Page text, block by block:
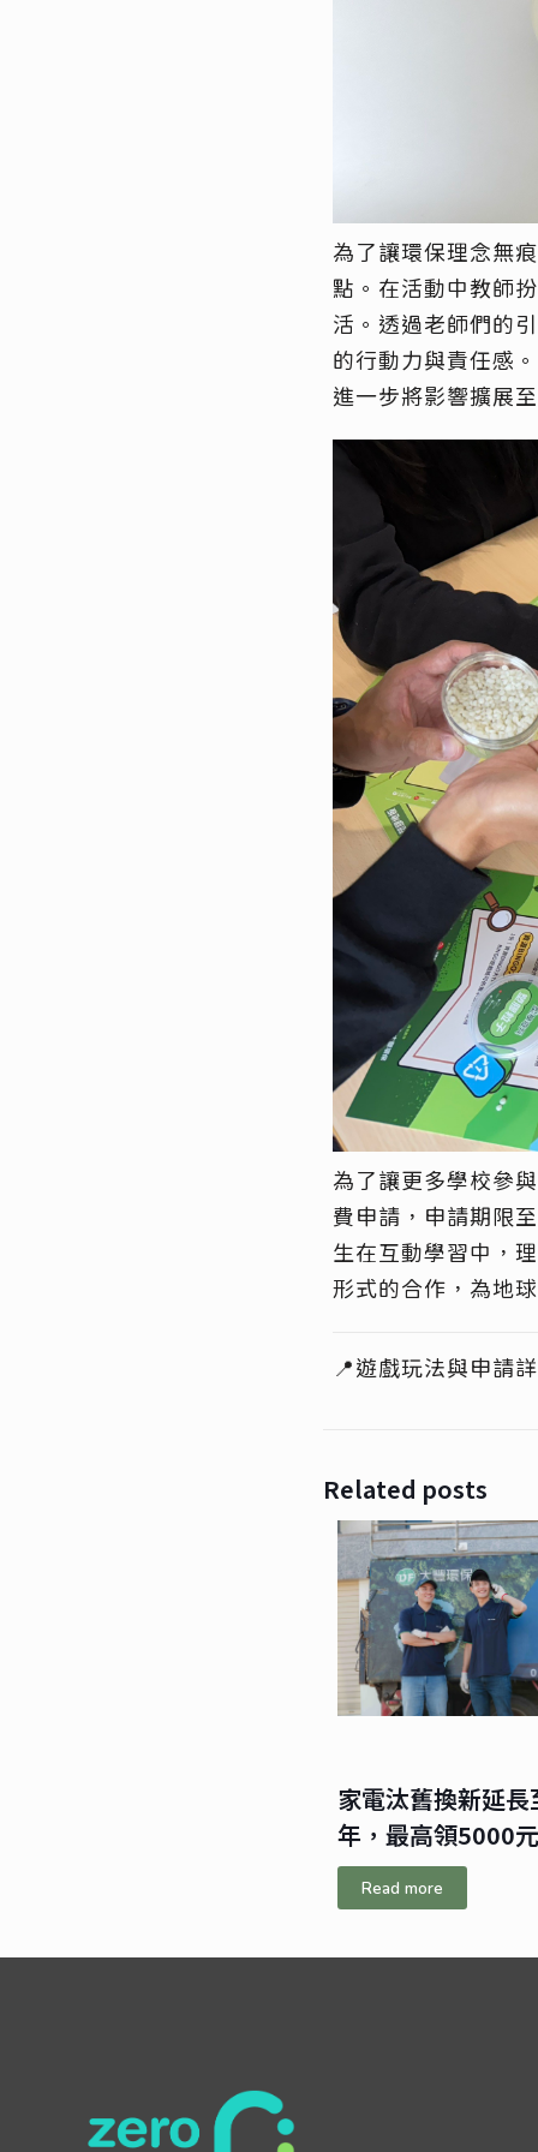
為了讓環保理念無
點。在活動中教師
活。透過老師們的
的行動力與責任感。
進一步將影響擴展
為了讓更多學校參與
費申請，申請期限至
生在互動學習中 ，
形式的合作，為地
📍遊戲玩法與申請
Related posts
家電汰舊換新延
年，最高領5000
Read more